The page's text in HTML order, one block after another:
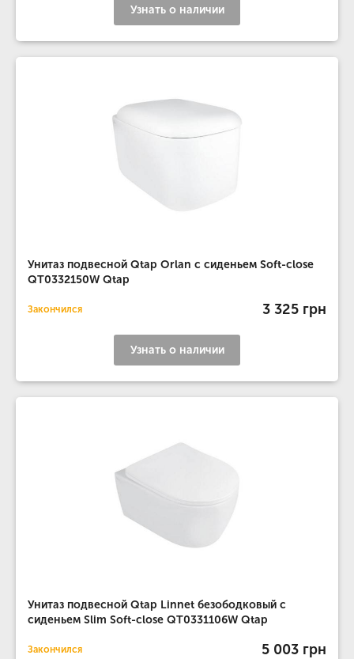
Узнать о наличии
Унитаз подвесной Qtap Orlan с сиденьем Soft-close
QT0332150W Qtap
Закончился 3 325 грн
Узнать о наличии
Унитаз подвесной Qtap Linnet безободковый с
сиденьем Slim Soft-close QT0331106W Qtap
Закончился 5 003 грн